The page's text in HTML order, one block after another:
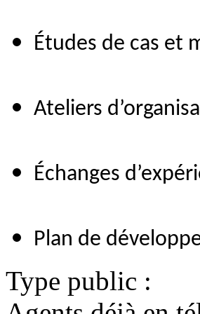
Études de cas et
Ateliers
Échanges
Plan de
Type public :